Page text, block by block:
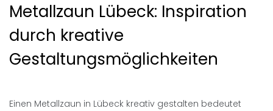
Metallzaun Lübeck: Inspiration
durch kreative
Gestaltungsmöglichkeiten
Einen Metallzaun in Lübeck kreativ gestalten bedeutet